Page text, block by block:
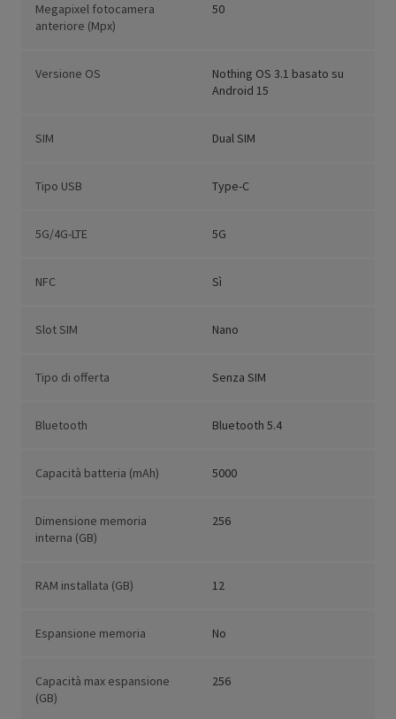
Megapixel fotocamera
anteriore (Mpx)
50
Versione OS
Nothing OS 3.1 basato su
Android 15
SIM Dual SIM
Tipo USB Type-C
5G/4G-LTE 5G
NFC Sì
Slot SIM Nano
Tipo di offerta Senza SIM
Bluetooth Bluetooth 5.4
Capacità batteria (mAh) 5000
Dimensione memoria
interna (GB)
256
RAM installata (GB) 12
Espansione memoria No
Capacità max espansione
(GB)
256